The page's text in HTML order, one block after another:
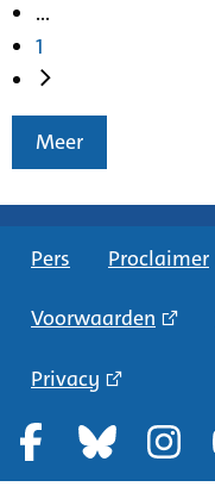
...
1
Meer
Pers Proclaimer
Voorwaarden
Privacy